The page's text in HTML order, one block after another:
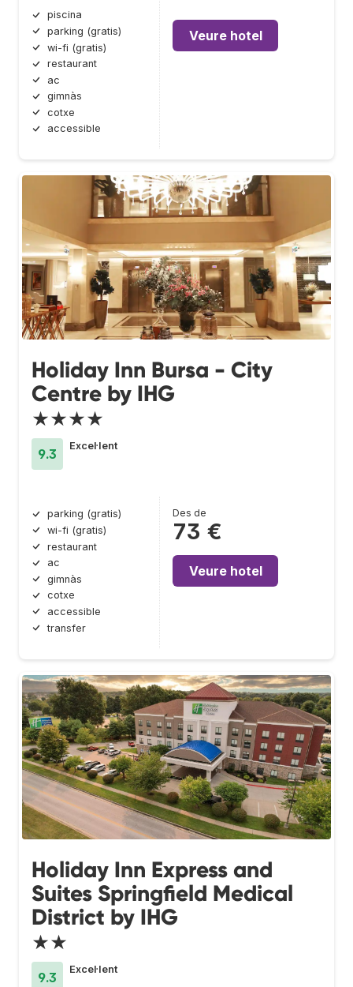
piscina
parking (gratis)
wi-fi (gratis)
restaurant
ac
gimnàs
cotxe
accessible
Veure hotel
Holiday Inn Bursa - City
Centre by IHG
★★★★
9.3
Excel·lent
parking (gratis)
wi-fi (gratis)
restaurant
ac
gimnàs
cotxe
accessible
transfer
Des de
73 €
Veure hotel
Holiday Inn Express and
Suites Springfield Medical
District by IHG
★★
9.3
Excel·lent